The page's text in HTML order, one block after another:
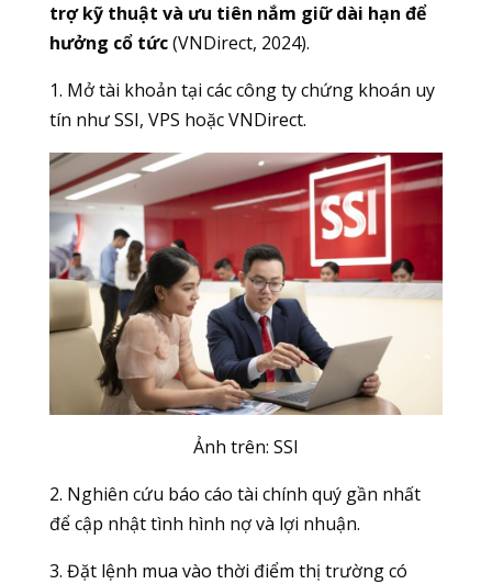
trợ kỹ thuật và ưu tiên nắm giữ dài hạn để
hưởng cổ tức(VNDirect, 2024).
1. Mở tài khoản tại các công ty chứng khoán uy
tín như SSI, VPS hoặc VNDirect.
Ảnh trên: SSI
2. Nghiên cứu báo cáo tài chính quý gần nhất
để cập nhật tình hình nợ và lợi nhuận.
3. Đặt lệnh mua vào thời điểm thị trường có